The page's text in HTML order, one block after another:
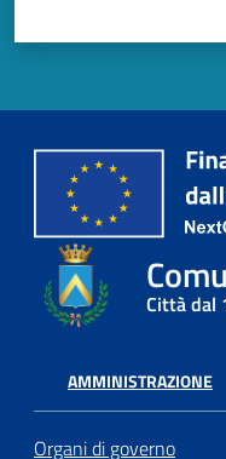
Città dal
AMMINISTRAZIONE
Organi di governo